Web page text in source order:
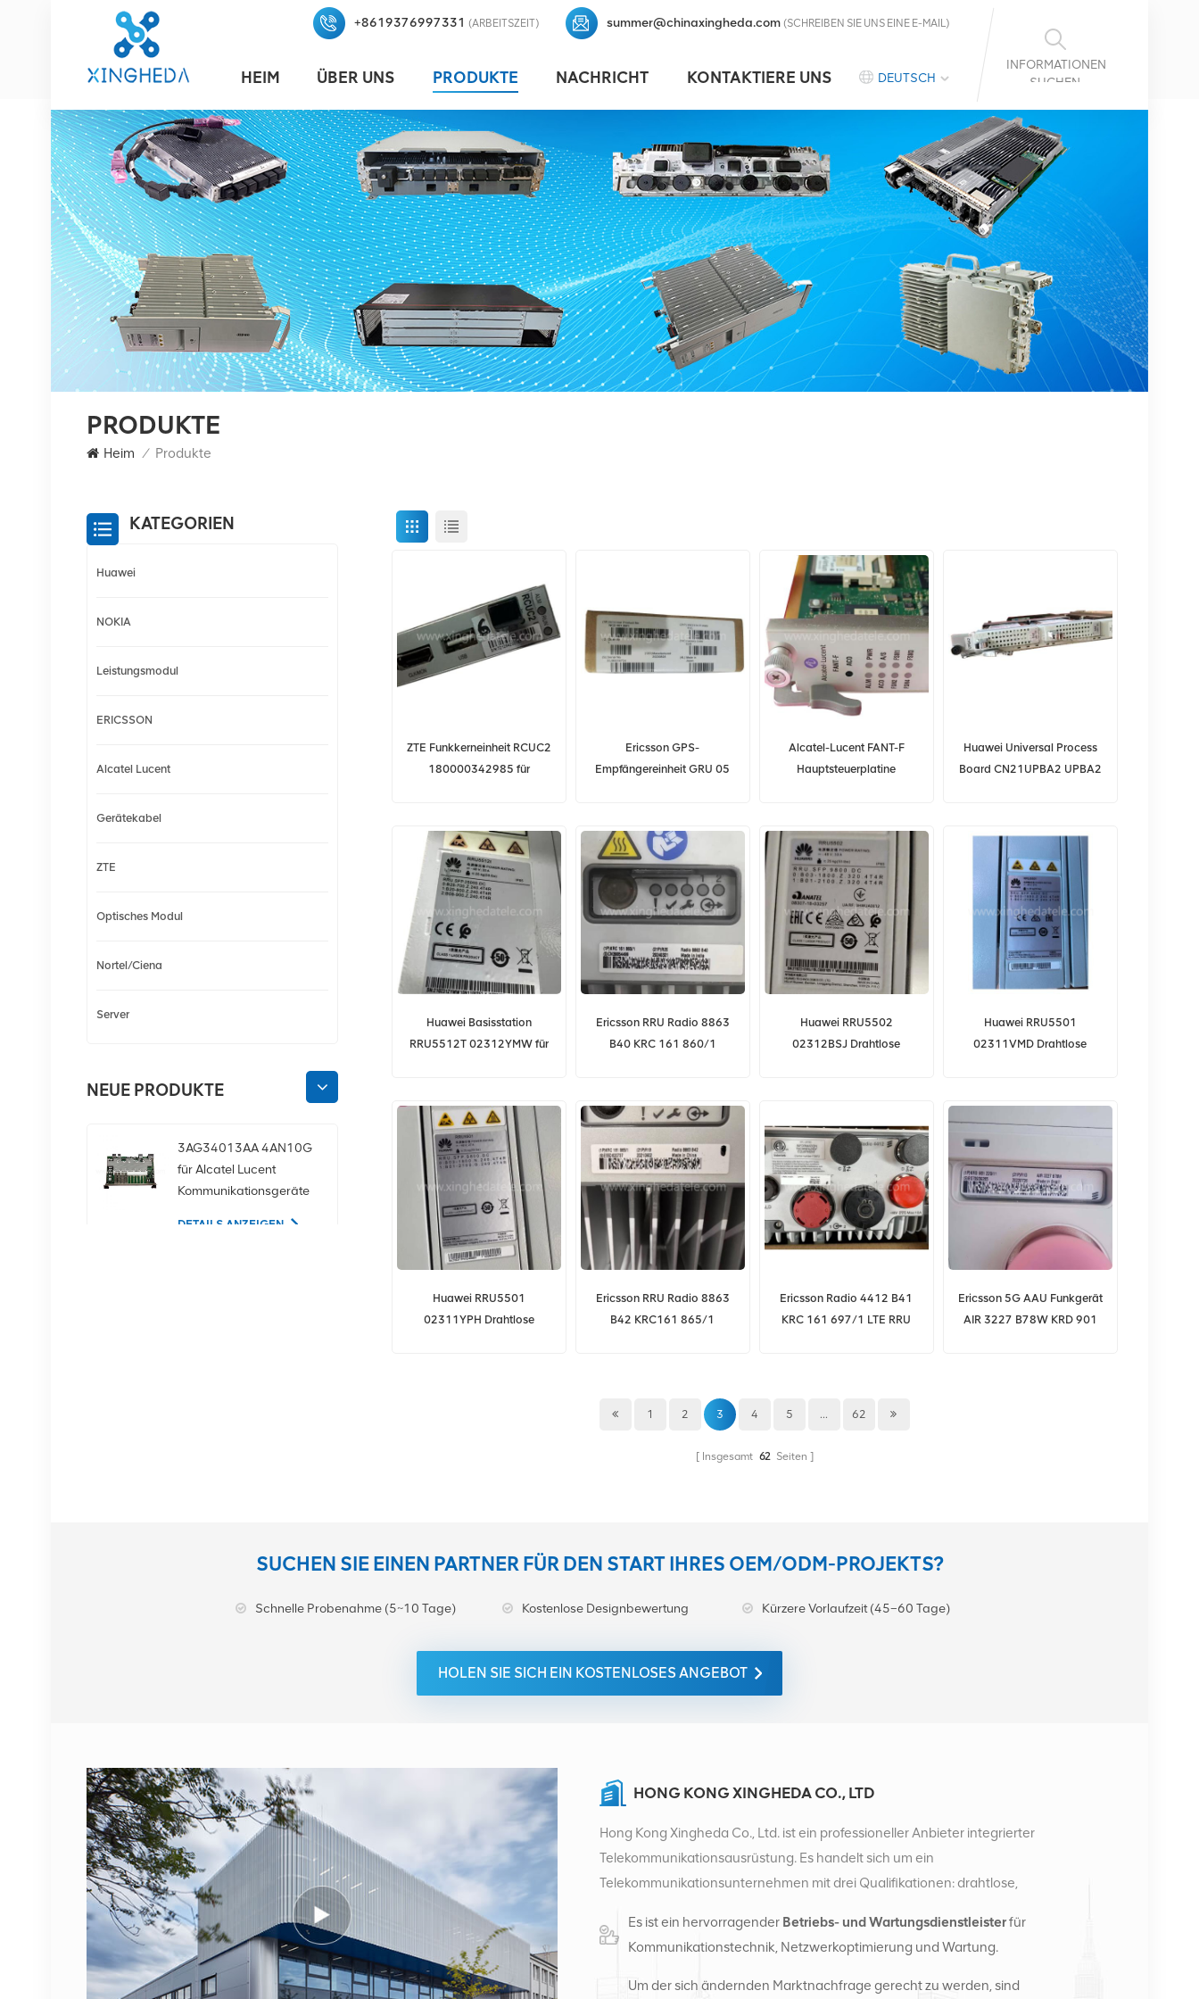
INFORMATIONEN
SUCHEN
+8619376997331 (ARBEITSZEIT) summer@chinaxingheda.com (SCHREIBEN SIE UNS EINE E-MAIL)
HEIM ÜBER UNS PRODUKTE NACHRICHT KONTAKTIERE UNS DEUTSCH
PRODUKTE
Heim / Produkte
ZTE Funkkerneinheit RCUC2
180000342985 für
Ericsson GPS-
Empfängereinheit GRU 05
Alcatel-Lucent FANT-F
Hauptsteuerplatine
Huawei Universal Process
Board CN21UPBA2 UPBA2
Huawei Basisstation
RRU5512T 02312YMW für
Ericsson RRU Radio 8863
B40 KRC 161 860/1
Huawei RRU5502
02312BSJ Drahtlose
Huawei RRU5501
02311VMD Drahtlose
Huawei RRU5501
02311YPH Drahtlose
Ericsson RRU Radio 8863
B42 KRC161 865/1
Ericsson Radio 4412 B41
KRC 161 697/1 LTE RRU
Ericsson 5G AAU Funkgerät
AIR 3227 B78W KRD 901
1 2 3 4 5 ... 62
Insgesamt 62 Seiten
KATEGORIEN
Huawei
NOKIA
Leistungsmodul
ERICSSON
Alcatel Lucent
Gerätekabel
ZTE
Optisches Modul
Nortel/Ciena
Server
NEUE PRODUKTE
3AG34013AA 4AN10G
für Alcatel Lucent
Kommunikationsgeräte
DETAILS ANZEIGEN
474914A AirScale RRH
1662SMC 3AL98324AA
SYNTH4V2 für Alcatel
Lucent
Kommunikationsgeräte
DETAILS ANZEIGEN
ERICSSON 2212 B31
KRC 161 893/1
Funkfernbedienung
SUCHEN SIE EINEN PARTNER FÜR DEN START IHRES OEM/ODM-PROJEKTS?
Schnelle Probenahme (5~10 Tage) Kostenlose Designbewertung Kürzere Vorlaufzeit (45–60 Tage)
HOLEN SIE SICH EIN KOSTENLOSES ANGEBOT
HONG KONG XINGHEDA CO., LTD
Hong Kong Xingheda Co., Ltd. ist ein professioneller Anbieter integrierter
Telekommunikationsausrüstung. Es handelt sich um ein
Telekommunikationsunternehmen mit drei Qualifikationen: drahtlose,
intelligente Lager und Fabrikvertriebszentren in Changsha und Hongkong. Im Jahr
2016 gründeten wir eine internationale Vertriebszentrale in Changsha, China. Mit
Sitz in China betreiben wir internationale Geschäfte in Südostasien, Europa, den
Es ist ein hervorragender Betriebs- und Wartungsdienstleisterfür
Kommunikationstechnik, Netzwerkoptimierung und Wartung.
Um der sich ändernden Marktnachfrage gerecht zu werden, sind